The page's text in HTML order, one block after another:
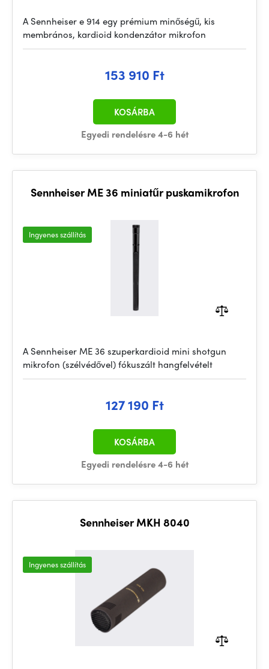
A Sennheiser e 914 egy prémium minőségű, kis
membrános, kardioid kondenzátor mikrofon
153 910 Ft
Egyedi rendelésre 4-6 hét
KOSÁRBA
Sennheiser ME 36 miniatűr puskamikrofon
Ingyenes szállítás
A Sennheiser ME 36 szuperkardioid mini shotgun
mikrofon (szélvédővel) fókuszált hangfelvételt
127 190 Ft
Egyedi rendelésre 4-6 hét
KOSÁRBA
Sennheiser MKH 8040
Ingyenes szállítás